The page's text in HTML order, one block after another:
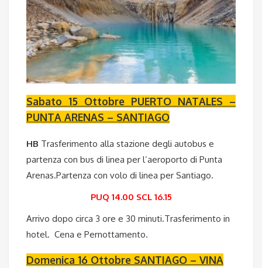
Sabato 15 Ottobre PUERTO NATALES –
PUNTA ARENAS – SANTIAGO
HB Trasferimento alla stazione degli autobus e
partenza con bus di linea per l’aeroporto di Punta
Arenas.Partenza con volo di linea per Santiago.
PUQ 14.00 SCL 16.15
Arrivo dopo circa 3 ore e 30 minuti.Trasferimento in
hotel. Cena e Pernottamento.
Domenica 16 Ottobre SANTIAGO – VINA